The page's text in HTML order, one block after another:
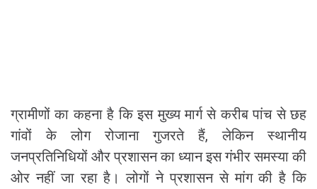
ग्रामीणों का कहना है कि इस मुख्य मार्ग से करीब पांच से छह
गांवों के लोग रोजाना गुजरते हैं, लेकिन स्थानीय
जनप्रतिनिधियों और प्रशासन का ध्यान इस गंभीर समस्या की
ओर नहीं जा रहा है। लोगों ने प्रशासन से मांग की है कि